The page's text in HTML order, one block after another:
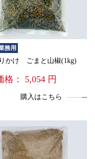
務用
かけ ごまと山椒(1kg)
格： 5,054 円
購入はこちら